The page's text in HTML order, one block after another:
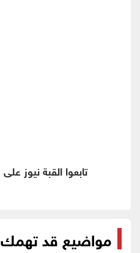
تابعوا القبة نيوز على
مواضيع قد تهمك